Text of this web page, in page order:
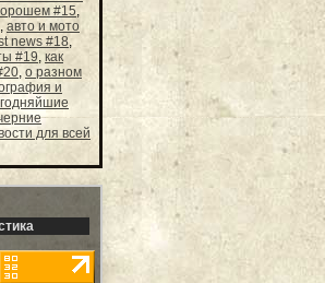
#15,
, авто и мото
news #18,
#19, как
, о разном
и
для всей